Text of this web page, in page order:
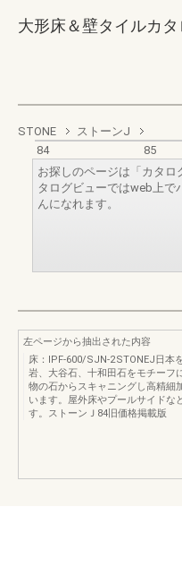
大形床＆壁タイルカ
STONE
ストーンJ
84
85
お探しのページは「カタロ
タログビューではweb上で
んになれます。
左ページから抽出された内容
床：IPF‐600/SJN‐2 STONEJ日本
岩、大谷石、十和田石をモチーフ
物の石からスキャニングし高精細
います。屋外床やプールサイドな
す。ストーンＪ84旧価格掲載版